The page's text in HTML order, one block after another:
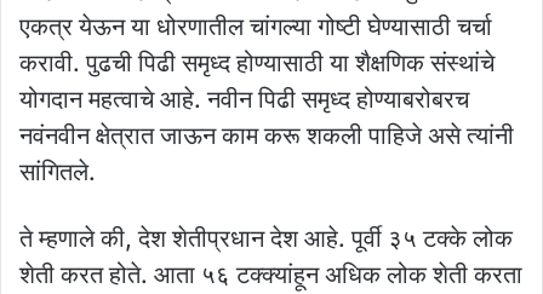
एकत्र येऊन या धोरणातील चांगल्या गोष्टी घेण्यासाठी चर्चा
करावी. पुढची पिढी समृध्द होण्यासाठी या शैक्षणिक संस्थांचे
योगदान महत्वाचे आहे. नवीन पिढी समृध्द होण्याबरोबरच
नवंनवीन क्षेत्रात जाऊन काम करू शकली पाहिजे असे त्यांनी
सांगितले.
ते म्हणाले की, देश शेतीप्रधान देश आहे. पूर्वी ३५ टक्के लोक
शेती करत होते. आता ५६ टक्क्यांहून अधिक लोक शेती करता